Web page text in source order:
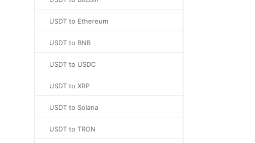
USDT to Ethereum
USDT to BNB
USDT to USDC
USDT to XRP
USDT to Solana
USDT to TRON